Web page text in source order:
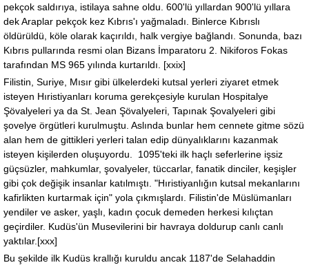
pekçok saldırıya, istilaya sahne oldu. 600'lü yıllardan 900'lü yıllara
dek Araplar pekçok kez Kıbrıs'ı yağmaladı. Binlerce Kıbrıslı
öldürüldü, köle olarak kaçırıldı, halk vergiye bağlandı. Sonunda, bazı
Kıbrıs pullarında resmi olan Bizans İmparatoru 2. Nikiforos Fokas
tarafından MS 965 yılında kurtarıldı. [xxix]
Filistin, Suriye, Mısır gibi ülkelerdeki kutsal yerleri ziyaret etmek
isteyen Hıristiyanları koruma gerekçesiyle kurulan Hospitalye
Şövalyeleri ya da St. Jean Şövalyeleri, Tapınak Şovalyeleri gibi
şovelye örgütleri kurulmuştu. Aslında bunlar hem cennete gitme sözü
alan hem de gittikleri yerleri talan edip dünyalıklarını kazanmak
isteyen kişilerden oluşuyordu. 1095'teki ilk haçlı seferlerine işsiz
güçsüzler, mahkumlar, şovalyeler, tüccarlar, fanatik dinciler, keşişler
gibi çok değişik insanlar katılmıştı. "Hıristiyanlığın kutsal mekanlarını
kafirlikten kurtarmak için" yola çıkmışlardı. Filistin'de Müslümanları
yendiler ve asker, yaşlı, kadın çocuk demeden herkesi kılıçtan
geçirdiler. Kudüs'ün Musevilerini bir havraya doldurup canlı canlı
yaktılar.[xxx]
Bu şekilde ilk Kudüs krallığı kuruldu ancak 1187'de Selahaddin